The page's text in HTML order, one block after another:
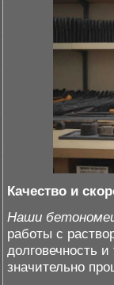
Качество и
Наши
работы с
долговечность
значительно